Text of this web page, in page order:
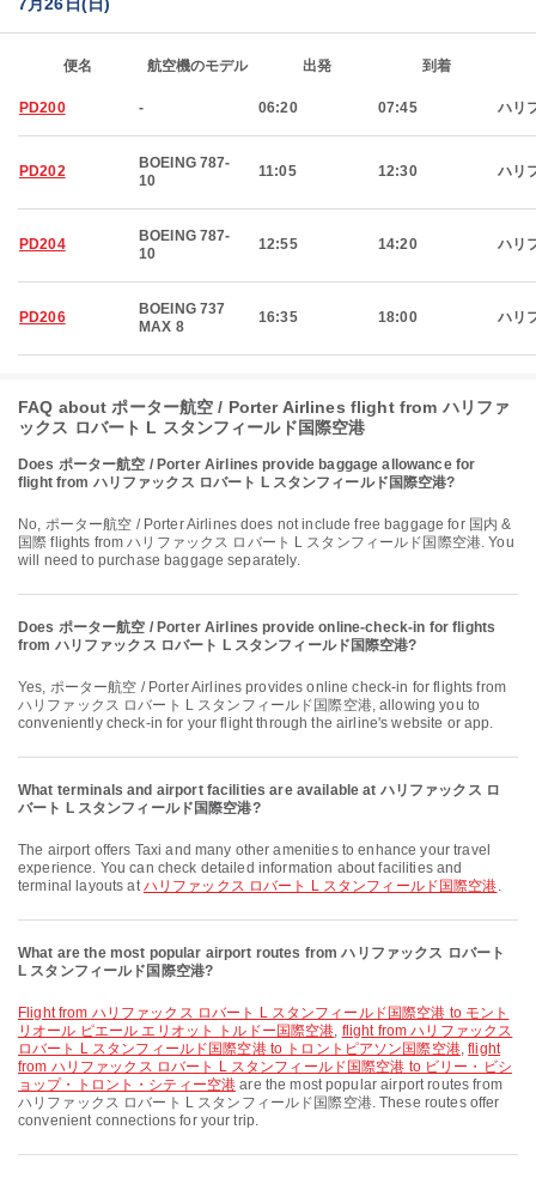
便名 航空機のモデル 出発 到着
PD200 - 06:20 07:45 ハリ
PD202
BOEING 787-
10
11:05 12:30 ハリ
PD204
BOEING 787-
10
12:55 14:20 ハリ
PD206
BOEING 737
MAX 8
16:35 18:00 ハリ
FAQ about ポーター航空 / Porter Airlines flight from ハリファ
ックス ロバート L スタンフィールド国際空港
Does ポーター航空 / Porter Airlines provide baggage allowance for
flight from ハリファックス ロバート L スタンフィールド国際空港?
No, ポーター航空 / Porter Airlines does not include free baggage for 国内 &
国際 flights from ハリファックス ロバート L スタンフィールド国際空港. You
will need to purchase baggage separately.
Does ポーター航空 / Porter Airlines provide online-check-in for flights
from ハリファックス ロバート L スタンフィールド国際空港?
Yes, ポーター航空 / Porter Airlines provides online check-in for flights from
ハリファックス ロバート L スタンフィールド国際空港, allowing you to
conveniently check-in for your flight through the airline's website or app.
What terminals and airport facilities are available at ハリファックス ロ
バート L スタンフィールド国際空港?
The airport offers Taxi and many other amenities to enhance your travel
experience. You can check detailed information about facilities and
terminal layouts atハリファックス ロバート L スタンフィールド国際空港.
What are the most popular airport routes from ハリファックス ロバート
L スタンフィールド国際空港?
flight from ハリファックス ロバート L スタンフィールド国際空港 to モント
リオール ピエール エリオット トルドー国際空港, flight from ハリファックス
ロバート L スタンフィールド国際空港 to トロントピアソン国際空港,flight
from ハリファックス ロバート L スタンフィールド国際空港 to ビリー・ビシ
ョップ・トロント・シティー空港 are the most popular airport routes from
ハリファックス ロバート L スタンフィールド国際空港. These routes offer
convenient connections for your trip.